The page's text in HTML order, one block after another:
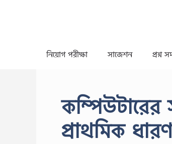
নিয়োগ পরীক্ষা সাজেশন প্রশ্ন
প্রাথমিক